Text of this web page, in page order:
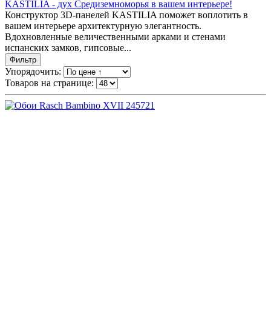
KASTILIA - дух Средиземноморья в вашем интерьере!
Конструктор 3D-панелей KASTILIA поможет воплотить в
вашем интерьере архитектурную элегантность.
Вдохновленные величественными арками и стенами
испанских замков, гипсовые...
Фильтр
Упорядочить:
Товаров на странице: